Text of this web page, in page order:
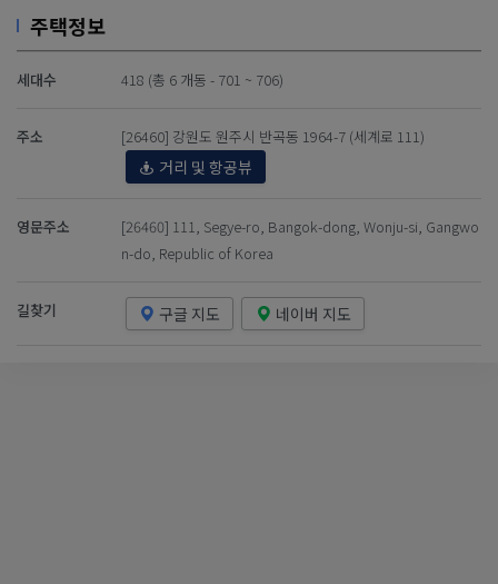
주택정보
세대수 418 (총 6 개동 - 701 ~ 706)
주소 [26460] 강원도 원주시 반곡동 1964-7 (세계로 111)
거리 및 항공뷰
영문주소
[26460] 111, Segye-ro, Bangok-dong, Wonju-si, Gangwo
n-do, Republic of Korea
길찾기 구글 지도 네이버 지도